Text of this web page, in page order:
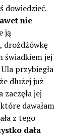
dowiedzieć.
nie
ją
drożdżówkę
świadkiem jej
przybiegła
dłużej już
jej
dawałam
z tego
dała